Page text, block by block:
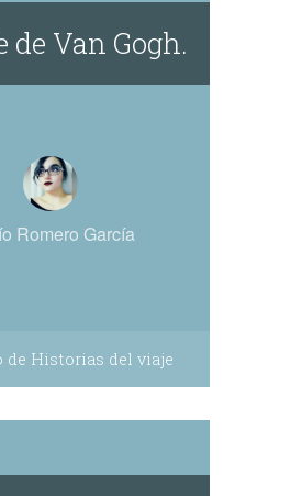
de Van Gogh.
Romero García
de Historias del viaje